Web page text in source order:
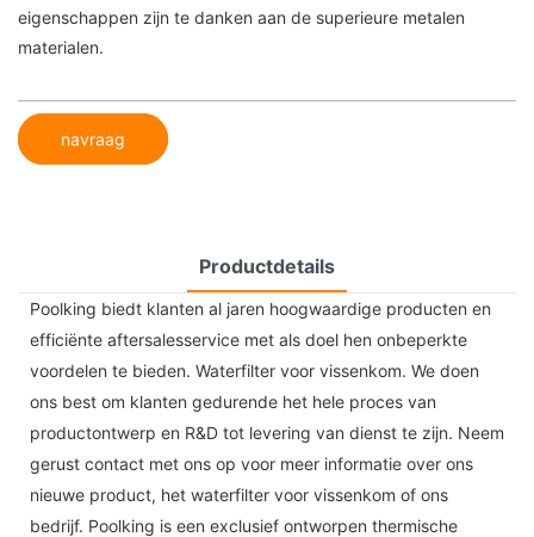
eigenschappen zijn te danken aan de superieure metalen
materialen.
navraag
Productdetails
Poolking biedt klanten al jaren hoogwaardige producten en
efficiënte aftersalesservice met als doel hen onbeperkte
voordelen te bieden. Waterfilter voor vissenkom. We doen
ons best om klanten gedurende het hele proces van
productontwerp en R&D tot levering van dienst te zijn. Neem
gerust contact met ons op voor meer informatie over ons
nieuwe product, het waterfilter voor vissenkom of ons
bedrijf. Poolking is een exclusief ontworpen thermische